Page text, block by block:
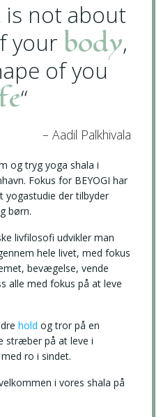
is not about
your body,
of you
“
– Aadil Palkhivala
og tryg yoga shala i
Fokus for BEYOGI har
der tilbyder
børn.
livfilosofi udvikler man
hele livet, med fokus
bevægelse, vende
alle med fokus på at leve
hold og tror på en
stræber på at leve i
ro i sindet.
i vores shala på